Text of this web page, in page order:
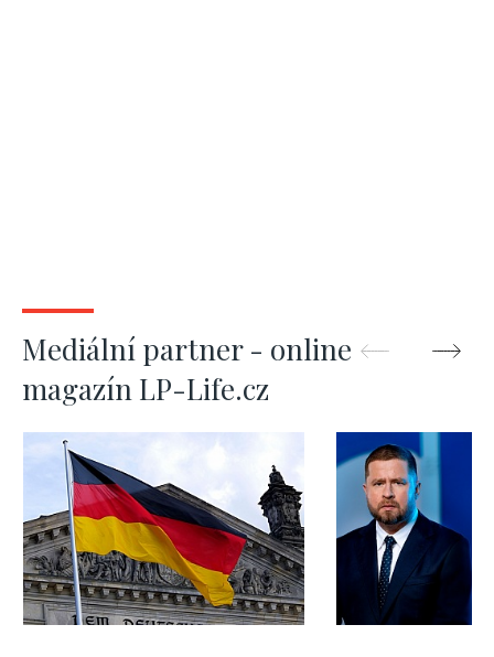
Mediální partner - online
magazín LP-Life.cz